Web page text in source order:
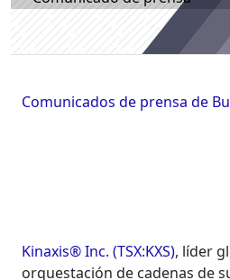
Comunicados de prensa de
Kinaxis® Inc. (TSX:KXS), líder
orquestación de cadenas de